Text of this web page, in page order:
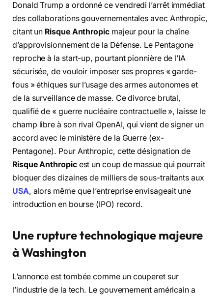
Donald Trump a ordonné ce vendredi l’arrêt immédiat
des collaborations gouvernementales avec Anthropic,
citant un Risque Anthropicmajeur pour la chaîne
d’approvisionnement de la Défense. Le Pentagone
reproche à la start-up, pourtant pionnière de l’IA
sécurisée, de vouloir imposer ses propres « garde-
fous » éthiques sur l’usage des armes autonomes et
de la surveillance de masse. Ce divorce brutal,
qualifié de « guerre nucléaire contractuelle », laisse le
champ libre à son rival OpenAI, qui vient de signer un
accord avec le ministère de la Guerre (ex-
Pentagone). Pour Anthropic, cette désignation de
Risque Anthropicest un coup de massue qui pourrait
bloquer des dizaines de milliers de sous-traitants aux
USA, alors même que l’entreprise envisageait une
introduction en bourse (IPO) record.
Une rupture technologique majeure
à Washington
L’annonce est tombée comme un couperet sur
l’industrie de la tech. Le gouvernement américain a